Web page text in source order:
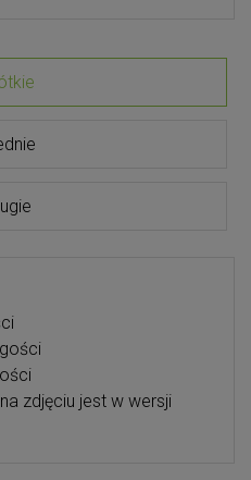
zdjęciu jest w wersji